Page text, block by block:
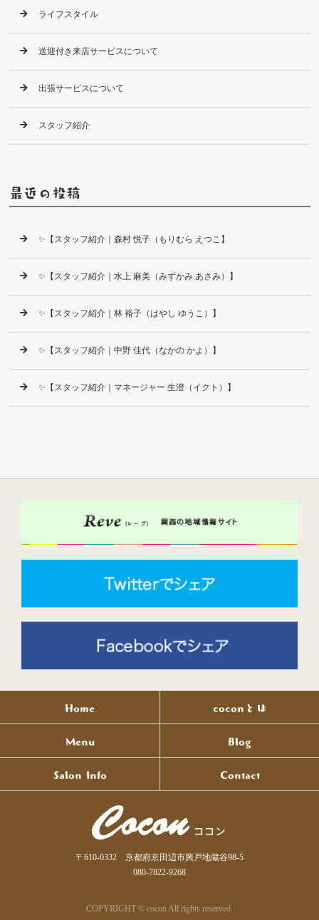
ライフスタイル
送迎付き来店サービスについて
出張サービスについて
スタッフ紹介
最近の投稿
✨【スタッフ紹介｜森村 悦子（もりむら えつこ】
✨【スタッフ紹介｜水上 麻美（みずかみ あさみ）】
✨【スタッフ紹介｜林 裕子（はやし ゆうこ）】
✨【スタッフ紹介｜中野 佳代（なかの かよ）】
✨【スタッフ紹介｜マネージャー 生澄（イクト）】
Home coconとは
Menu Blog
Salon Info Contact
〒610-0332 京都府京田辺市興戸地蔵谷98-5
080-7822-9268
COPYRIGHT © cocon All rights reserved.